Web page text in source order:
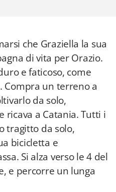
che Graziella la sua
di vita per Orazio.
e faticoso, come
Compra un terreno a
da solo,
ricava a Catania. Tutti i
tragitto da solo,
bicicletta e
Si alza verso le 4 del
e percorre un lunga